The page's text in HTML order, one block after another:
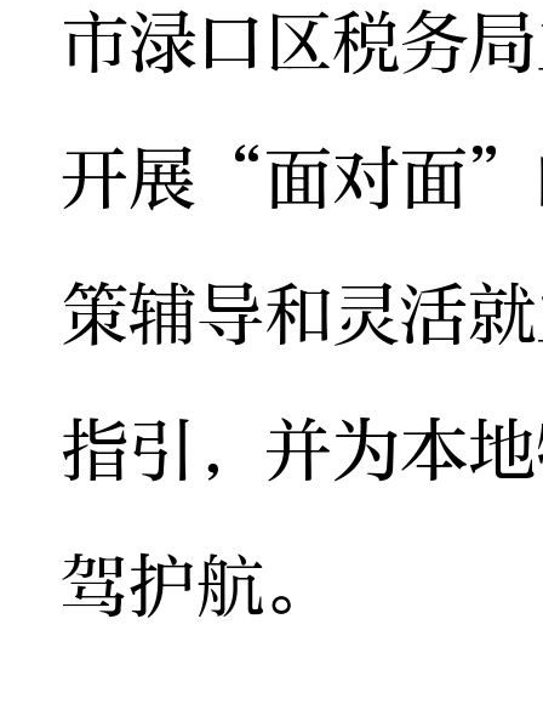
市渌口区税务
开展“面对面”
策辅导和灵活
指引，并为本
驾护航。